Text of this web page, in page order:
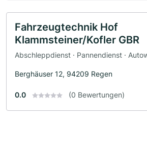
Fahrzeugtechnik Hof
Klammsteiner/Kofler GBR
Abschleppdienst · Pannendienst ·
Berghäuser 12, 94209 Regen
0.0 (0 Bewertungen)